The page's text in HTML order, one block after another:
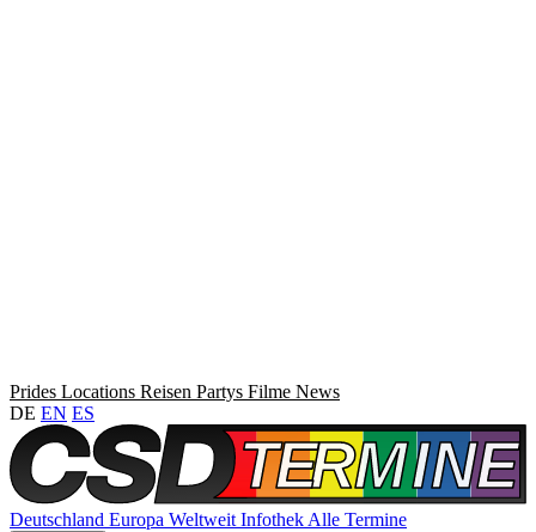
Prides Locations Reisen Partys Filme News
DE EN ES
Deutschland Europa Weltweit Infothek Alle Termine